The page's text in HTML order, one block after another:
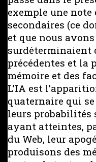
exemple une note
secondaires (ce
et que nous
surdéterminaient
précédentes et la
mémoire et des
L’IA est
quaternaire qui
leurs probabilités
ayant atteintes,
du Web, leur
produisons des